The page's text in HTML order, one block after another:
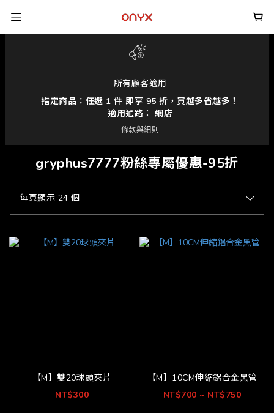
所有顧客適用
指定商品：任選 1 件 即享 95 折，買越多省越多！
適用通路： 網店
條款與細則
gryphus7777粉絲專屬優惠-95折
每頁顯示 24 個
【M】雙20球頭夾片
NT$300
【M】10CM伸縮鋁合金黑管
NT$700 ~ NT$750